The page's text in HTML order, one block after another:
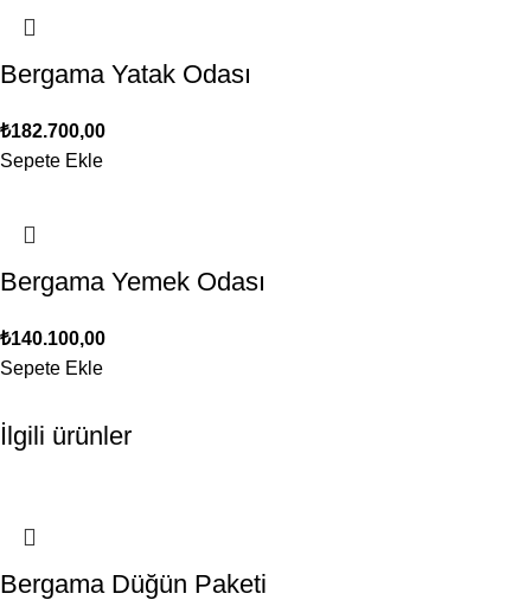
Bergama Yatak Odası
₺182.700,00
Sepete Ekle
Bergama Yemek Odası
₺140.100,00
Sepete Ekle
İlgili ürünler
Bergama Düğün Paketi